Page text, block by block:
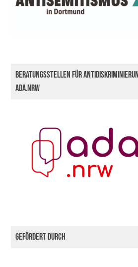
Beratungsstellen für
ada.nrw
Gefördert durch